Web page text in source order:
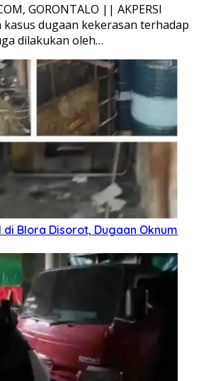
GORONTALO || AKPERSI
kasus dugaan kekerasan terhadap
dilakukan oleh…
Blora Disorot, Dugaan Oknum